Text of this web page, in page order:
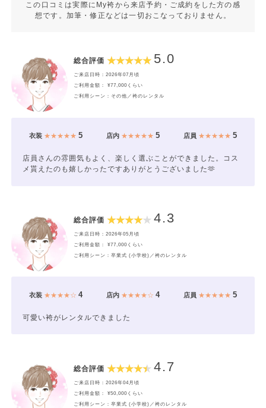
この口コミは実際にMy袴から来店予約・ご成約をした方の感
想です。加筆・修正などは一切おこなっておりません。
総合評価 5.0
ご来店日時：2026年07月頃
ご利用金額： ¥77,000くらい
ご利用シーン：その他／袴のレンタル
衣装★★★★★ 5 店内★★★★★ 5 店員 ★★★★★5
店員さんの雰囲気もよく、楽しく選ぶことができました。コス
メ貰えたのも嬉しかったですありがとうございました🫶
総合評価 4.3
ご来店日時：2026年05月頃
ご利用金額： ¥77,000くらい
ご利用シーン：卒業式 (小学校)／袴のレンタル
衣装★★★★☆ 4 店内★★★★☆ 4 店員 ★★★★★5
可愛い袴がレンタルできました
総合評価 4.7
ご来店日時：2026年04月頃
ご利用金額： ¥50,000くらい
ご利用シーン：卒業式 (小学校)／袴のレンタル